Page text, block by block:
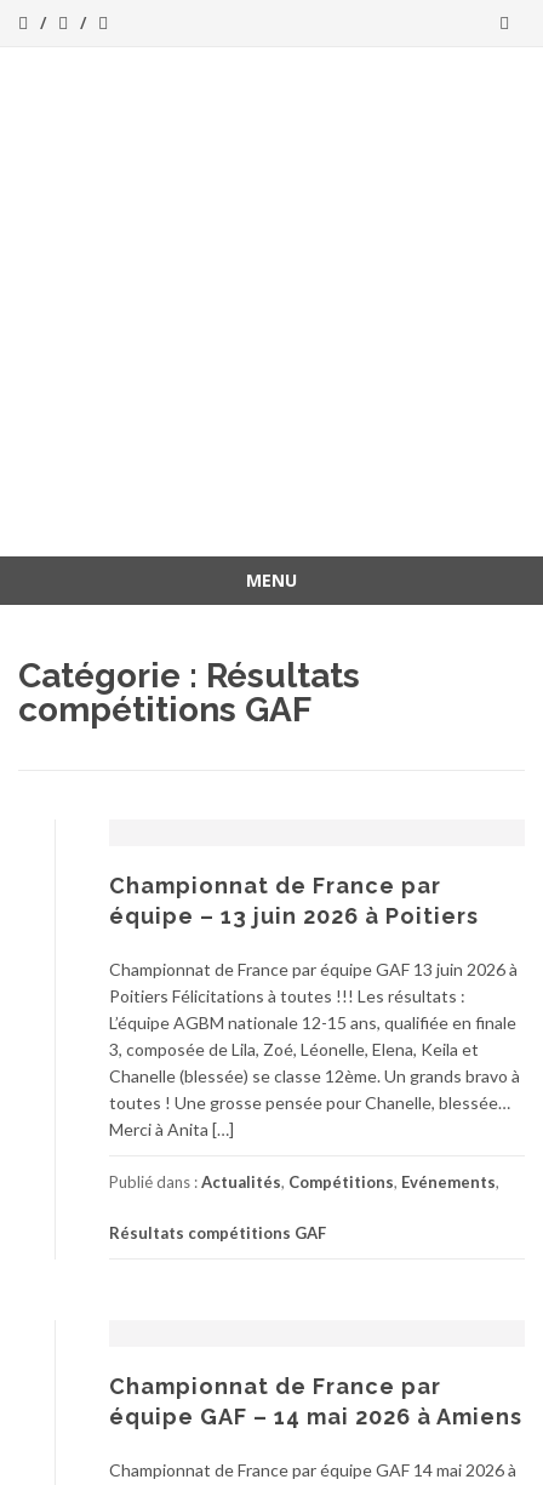
MENU
contenu
Catégorie : Résultats
compétitions GAF
Championnat de France par
équipe – 13 juin 2026 à Poitiers
Championnat de France par équipe GAF 13 juin 2026 à
Poitiers Félicitations à toutes !!! Les résultats :
L’équipe AGBM nationale 12-15 ans, qualifiée en finale
3, composée de Lila, Zoé, Léonelle, Elena, Keila et
Chanelle (blessée) se classe 12ème. Un grands bravo à
toutes ! Une grosse pensée pour Chanelle, blessée…
Merci à Anita […]
Publié dans :Actualités, Compétitions, Evénements,
Résultats compétitions GAF
Championnat de France par
équipe GAF – 14 mai 2026 à Amiens
Championnat de France par équipe GAF 14 mai 2026 à